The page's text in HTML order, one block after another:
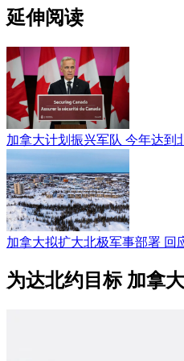
延伸阅读
加拿大计划振兴军队 今年达到
加拿大拟扩大北极军事部署 回
为达北约目标 加拿